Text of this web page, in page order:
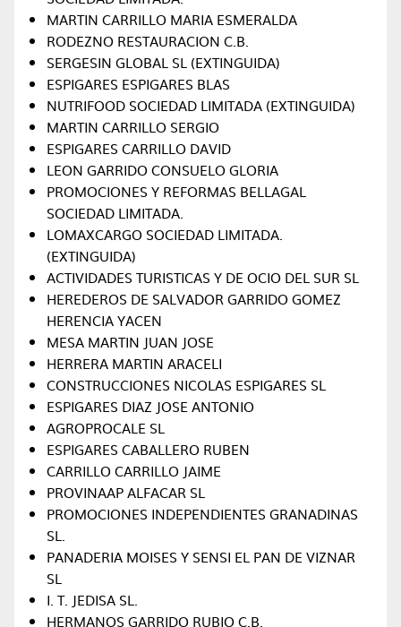
MARTIN CARRILLO MARIA ESMERALDA
RODEZNO RESTAURACION C.B.
SERGESIN GLOBAL SL (EXTINGUIDA)
ESPIGARES ESPIGARES BLAS
NUTRIFOOD SOCIEDAD LIMITADA (EXTINGUIDA)
MARTIN CARRILLO SERGIO
ESPIGARES CARRILLO DAVID
LEON GARRIDO CONSUELO GLORIA
PROMOCIONES Y REFORMAS BELLAGAL
SOCIEDAD LIMITADA.
LOMAXCARGO SOCIEDAD LIMITADA.
(EXTINGUIDA)
ACTIVIDADES TURISTICAS Y DE OCIO DEL SUR SL
HEREDEROS DE SALVADOR GARRIDO GOMEZ
HERENCIA YACEN
MESA MARTIN JUAN JOSE
HERRERA MARTIN ARACELI
CONSTRUCCIONES NICOLAS ESPIGARES SL
ESPIGARES DIAZ JOSE ANTONIO
AGROPROCALE SL
ESPIGARES CABALLERO RUBEN
CARRILLO CARRILLO JAIME
PROVINAAP ALFACAR SL
PROMOCIONES INDEPENDIENTES GRANADINAS
SL.
PANADERIA MOISES Y SENSI EL PAN DE VIZNAR
SL
I. T. JEDISA SL.
HERMANOS GARRIDO RUBIO C.B.